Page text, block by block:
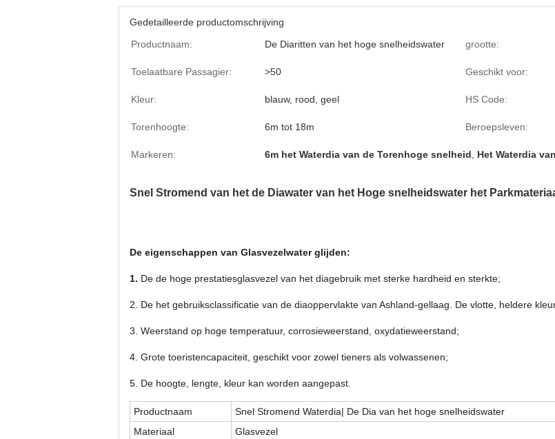
Gedetailleerde productomschrijving
Productnaam:
De Diaritten van het hoge snelheidswater grootte:
Toelaatbare Passagier: >50 Geschikt voor:
Kleur: blauw, rood, geel HS Code:
Torenhoogte: 6m tot 18m Beroepsleven:
Markeren: 6m het Waterdia van de Torenhoge snelheid Het Waterdia
Snel Stromend van het de Diawater van het Hoge snelheidswater het
De eigenschappen van Glasvezelwater glijden:
1. De de hoge prestatiesglasvezel van het diagebruik met sterke hardheid en sterkte;
2. De het gebruiksclassificatie van de diaoppervlakte van Ashland-gellaag. De vlotte, heldere
3. Weerstand op hoge temperatuur, corrosieweerstand, oxydatieweerstand;
4. Grote toeristencapaciteit, geschikt voor zowel tieners als volwassenen;
5. De hoogte, lengte, kleur kan worden aangepast.
Productnaam
Snel Stromend Waterdia| De Dia van het hoge snelheidswater
Materiaal
Glasvezel